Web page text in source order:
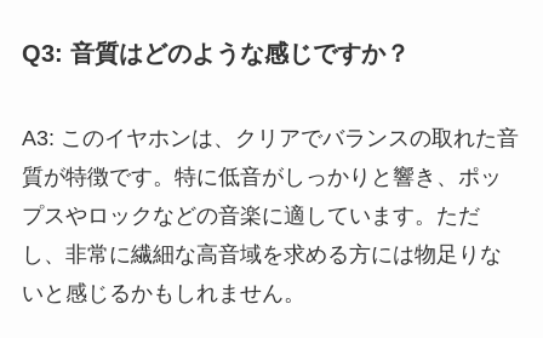
Q3: 音質はどのような感じですか？
A3: このイヤホンは、クリアでバランスの取れた音
質が特徴です。特に低音がしっかりと響き、ポッ
プスやロックなどの音楽に適しています。ただ
し、非常に繊細な高音域を求める方には物足りな
いと感じるかもしれません。